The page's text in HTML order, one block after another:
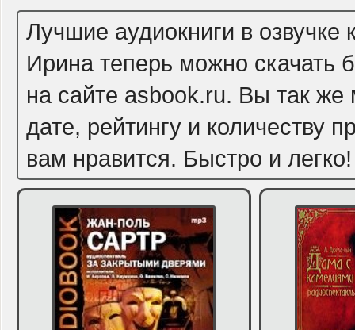
Лучшие аудиокниги в
Ирина теперь можно скачать
на сайте asbook.ru. Вы так
дате, рейтингу и количеству
вам нравится. Быстро и легко!